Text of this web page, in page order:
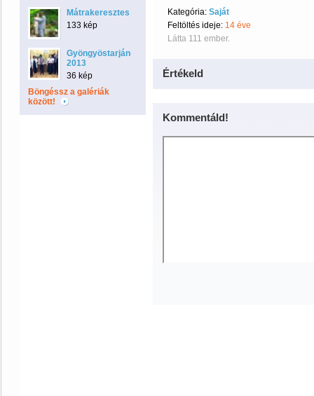
Mátrakeresztes
133 kép
Gyöngyöstarján-
2013
36 kép
Böngéssz a galériák
között!
Kategória: Saját
Feltöltés ideje: 14 éve
Látta 111 ember.
Értékeld
Kommentáld!